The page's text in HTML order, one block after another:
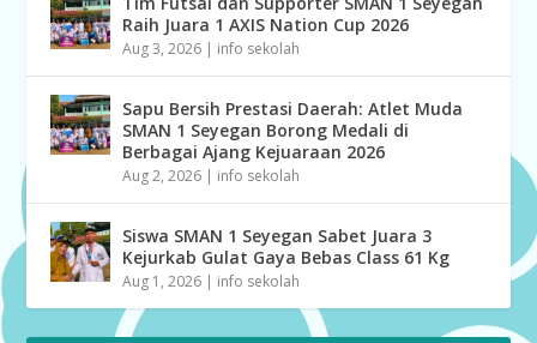
Raih Juara 1 AXIS Nation Cup 2026
Aug 3, 2026 | info sekolah
Sapu Bersih Prestasi Daerah: Atlet Muda
SMAN 1 Seyegan Borong Medali di
Berbagai Ajang Kejuaraan 2026
Aug 2, 2026 | info sekolah
Siswa SMAN 1 Seyegan Sabet Juara 3
Kejurkab Gulat Gaya Bebas Class 61 Kg
Aug 1, 2026 | info sekolah